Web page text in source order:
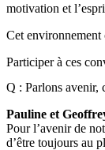
motivation et
Cet
Participer à ces
Q : Parlons avenir,
Pauline et
Pour l’avenir de
d’être toujours au